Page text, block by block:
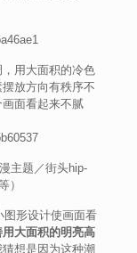
用大面积的冷色
放方向有秩序不
面看起来不腻
主题／街头hip-
）
图形设计使画面看
用大面积的明亮高
想是因为这种潮